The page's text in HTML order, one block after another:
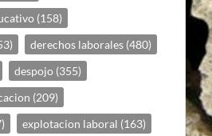
(158)
derechos laborales (480)
despojo (355)
(209)
explotacion laboral (163)